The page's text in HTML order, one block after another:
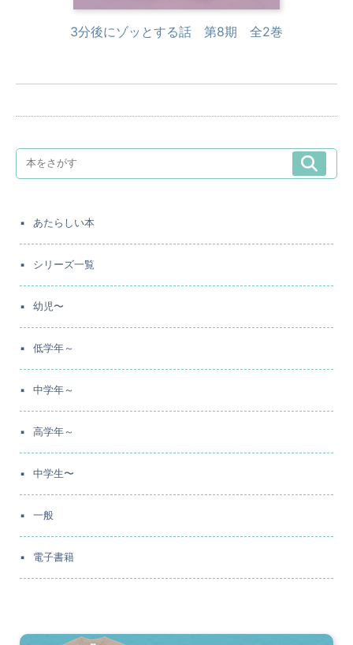
3分後にゾッとする話 第8期 全2巻
あたらしい本
シリーズ一覧
幼児〜
低学年～
中学年～
高学年～
中学生〜
一般
電子書籍